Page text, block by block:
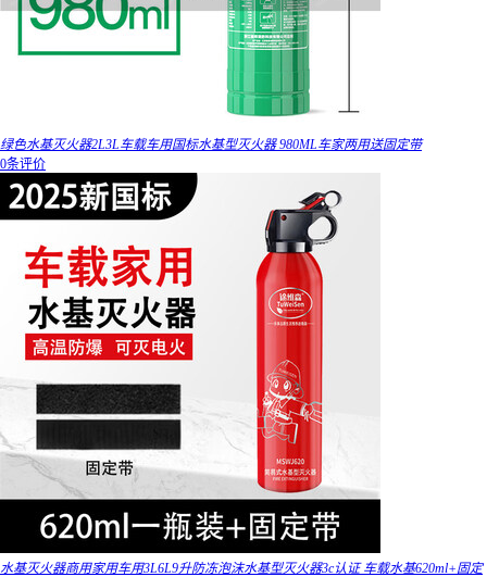
绿色水基灭火器2L3L车载车用国标水基型灭火器 980ML车家两用送固定带
0条评价
水基灭火器商用家用车用3L6L9升防冻泡沫水基型灭火器3c认证 车载水基620ml+固定